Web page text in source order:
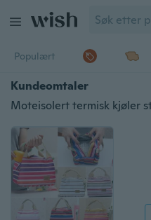
Populært
Kundeomtaler